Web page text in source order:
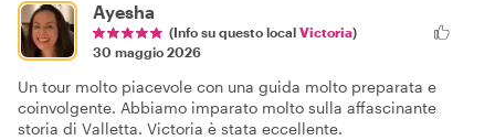
Ayesha
(Info su questo local Victoria)
30 maggio 2026
Un tour molto piacevole con una guida molto preparata e
coinvolgente. Abbiamo imparato molto sulla affascinante
storia di Valletta. Victoria è stata eccellente.